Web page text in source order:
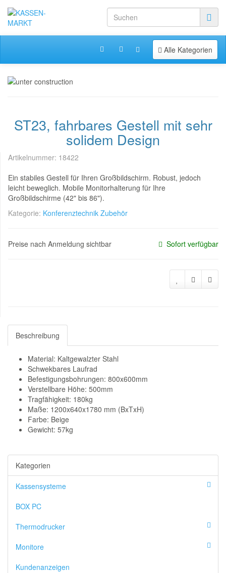
Toggle navigation
Alle Kategorien
ST23, fahrbares Gestell mit sehr
solidem Design
Artikelnummer: 18422
Ein stabiles Gestell für Ihren Großbildschirm. Robust, jedoch
leicht beweglich. Mobile Monitorhalterung für Ihre
Großbildschirme (42" bis 86").
Kategorie: Konferenztechnik Zubehör
Preise nach Anmeldung sichtbar Sofort verfügbar
Beschreibung
Material: Kaltgewalzter Stahl
Schwekbares Laufrad
Befestigungsbohrungen: 800x600mm
Verstellbare Höhe: 500mm
Tragfähigkeit: 180kg
Maße: 1200x640x1780 mm (BxTxH)
Farbe: Beige
Gewicht: 57kg
Kategorien
Kassensysteme
BOX PC
Thermodrucker
Monitore
Kundenanzeigen